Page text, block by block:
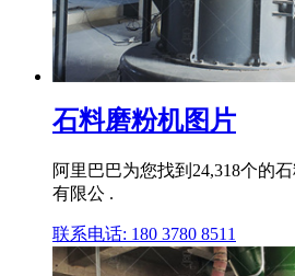
石料磨粉机图片
阿里巴巴为您找到24,318个的
有限公 .
联系电话: 180 3780 8511